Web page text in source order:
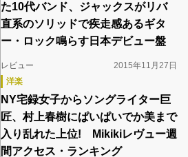
た10代バンド、ジャックスがリバ
直系のソリッドで疾走感あるギタ
ー・ロック鳴らす日本デビュー盤
レビュー
2015年11月27日
洋楽
NY宅録女子からソングライター巨
匠、村上春樹にぱいぱいでか美まで
入り乱れた上位! Mikikiレヴュー週
間アクセス・ランキング